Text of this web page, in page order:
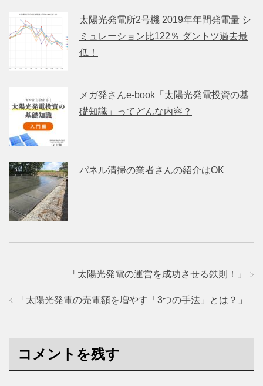
太陽光発電所2号機 2019年年間発電量 シ
ミュレーション比122％ ダントツ過去最
低！
メガ発さんe-book「太陽光発電投資の基
礎知識」ってどんな内容？
パネル清掃の業者さんの紹介はOK
「 太陽光発電の運営を成功させる鉄則！ 」
「 太陽光発電の売電額を増やす「3つの手法」とは？ 」
コメントを残す